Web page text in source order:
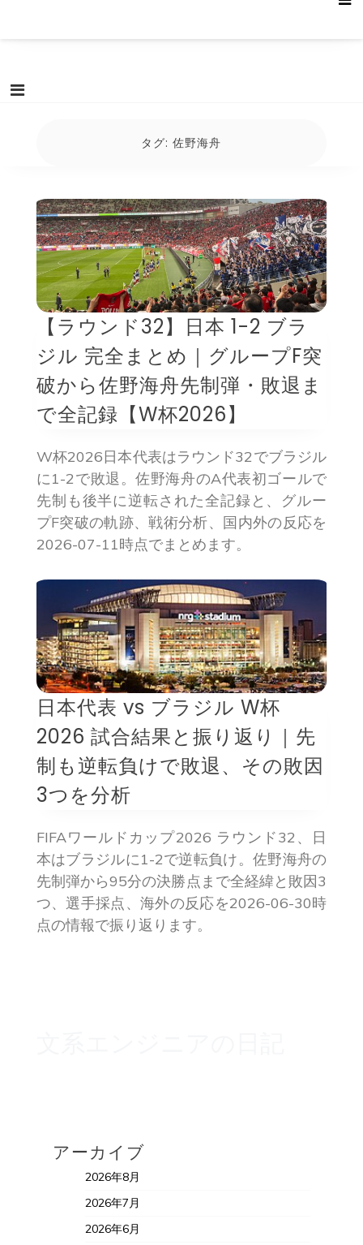
タグ:佐野海舟
【ラウンド32】日本 1-2 ブラ
ジル 完全まとめ｜グループF突
破から佐野海舟先制弾・敗退ま
で全記録【W杯2026】
W杯2026日本代表はラウンド32でブラジル
に1-2で敗退。佐野海舟のA代表初ゴールで
先制も後半に逆転された全記録と、グルー
プF突破の軌跡、戦術分析、国内外の反応を
2026-07-11時点でまとめます。
日本代表 vs ブラジル W杯
2026 試合結果と振り返り｜先
制も逆転負けで敗退、その敗因
3つを分析
FIFAワールドカップ2026 ラウンド32、日
本はブラジルに1-2で逆転負け。佐野海舟の
先制弾から95分の決勝点まで全経緯と敗因3
つ、選手採点、海外の反応を2026-06-30時
点の情報で振り返ります。
アーカイブ
2026年8月
2026年7月
2026年6月